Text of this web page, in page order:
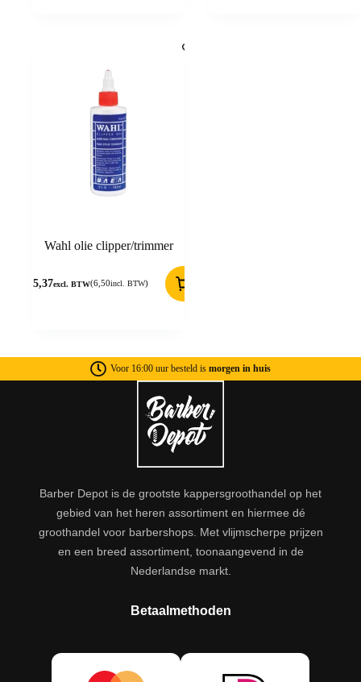
Wahl olie clipper/trimmer
5,37excl. BTW(6,50incl. BTW)
Voor 16:00 uur besteld is morgen in huis
Barber Depot is de grootste kappersgroothandel op het
gebied van het heren assortiment en hiermee dé
groothandel voor barbershops. Met vlijmscherpe prijzen
en een breed assortiment, toonaangevend in de
Nederlandse markt.
Betaalmethoden